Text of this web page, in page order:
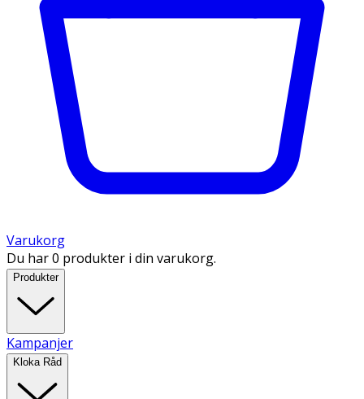
Varukorg
Du har 0 produkter i din varukorg.
Produkter
Kampanjer
Kloka Råd